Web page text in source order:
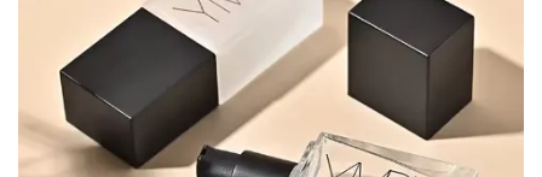
Ειδήσεις
Επικοινωνία Με Ας